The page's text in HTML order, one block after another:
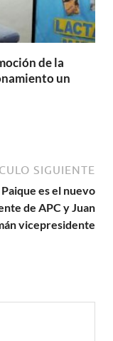
de la
un
SIGUIENTE
es el nuevo
de APC y Juan
vicepresidente